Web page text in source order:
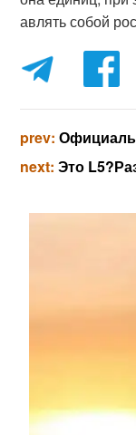
авлять собой
prev:
next:Это